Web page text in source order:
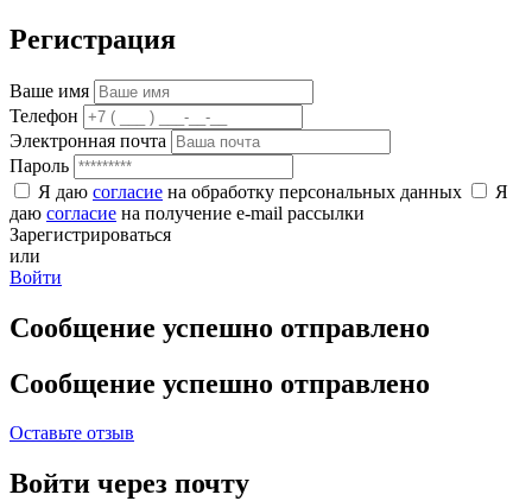
Регистрация
Ваше имя
Телефон
Электронная почта
Пароль
Я даю согласие на обработку персональных данных
Я
даю согласие на получение e-mail рассылки
Зарегистрироваться
или
Войти
Сообщение успешно отправлено
Сообщение успешно отправлено
Оставьте отзыв
Войти через почту